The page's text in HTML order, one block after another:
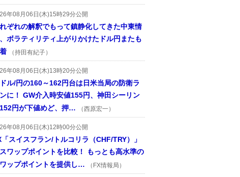
年08月06日(木)15時29分公開
ぞれの解釈でもって鎮静化してきた中東情
ボラティリティ上がりかけたドル円またも
（持田有紀子）
年08月06日(木)13時20分公開
ル/円の160～162円台は日米当局の防衛ラ
に！ GW介入時安値155円、神田シーリン
円が下値めど、押…
（西原宏一）
年08月06日(木)12時00分公開
「スイスフラン/トルコリラ（CHF/TRY）」
ワップポイントを比較！ もっとも高水準の
ップポイントを提供し…
（FX情報局）